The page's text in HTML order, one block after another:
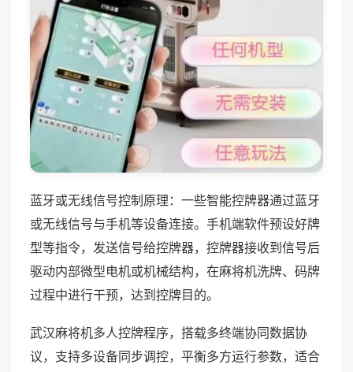
蓝牙或无线信号控制原理：一些智能控牌器通过蓝牙
或无线信号与手机等设备连接。手机端软件预设好牌
型等指令，发送信号给控牌器，控牌器接收到信号后
驱动内部微型电机或机械结构，在麻将机洗牌、码牌
过程中进行干预，达到控牌目的。
武汉麻将机多人控牌程序，搭载多终端协同数据协
议，支持多设备同步调控，平衡多方运行参数，适合